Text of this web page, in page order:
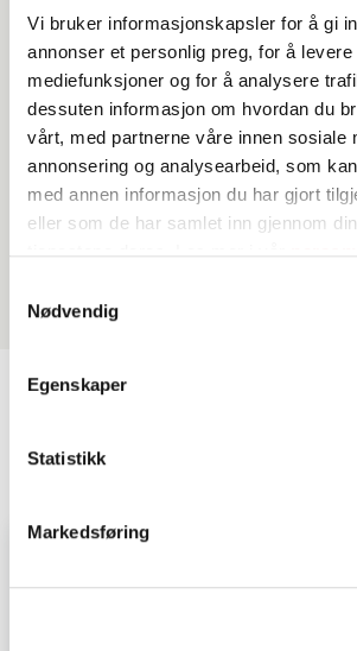
Vi bruker informasjonskapsler for å gi
annonser et personlig preg, for å
mediefunksjoner og for å analysere
dessuten informasjon om hvordan du
vårt, med partnerne våre innen sosiale
annonsering og analysearbeid, som
med annen informasjon du har gjort
eller som de har samlet inn gjennom
Nødvendig
Egenskaper
Statistikk
Markedsføring
Norgesmøllene Verdens